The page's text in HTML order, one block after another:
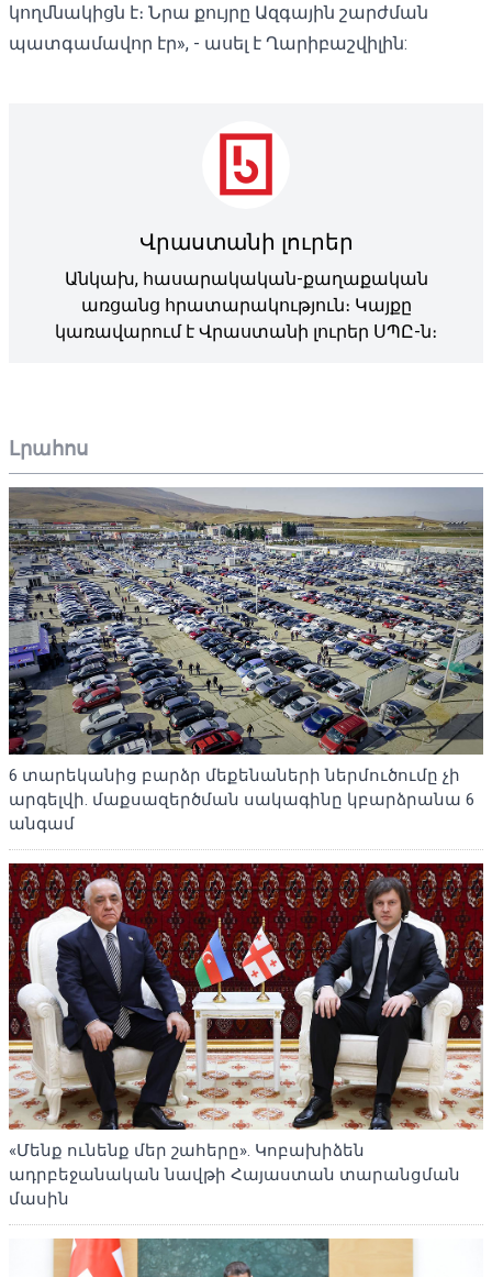
Լրահոս
6 տարեկանից բարձր մեքենաների ներմուծումը չի
արգելվի. մաքսազերծման սակագինը կբարձրանա 6
անգամ
«Մենք ունենք մեր շահերը». Կոբախիձեն
ադրբեջանական նավթի Հայաստան տարանցման
մասին
կողմնակիցն է։ Նրա քույրը Ազգային շարժման
պատգամավոր էր», - ասել է Ղարիբաշվիլին:
Վրաստանի լուրեր
Անկախ, հասարակական-քաղաքական
առցանց հրատարակություն։ Կայքը
կառավարում է Վրաստանի լուրեր ՍՊԸ-ն։